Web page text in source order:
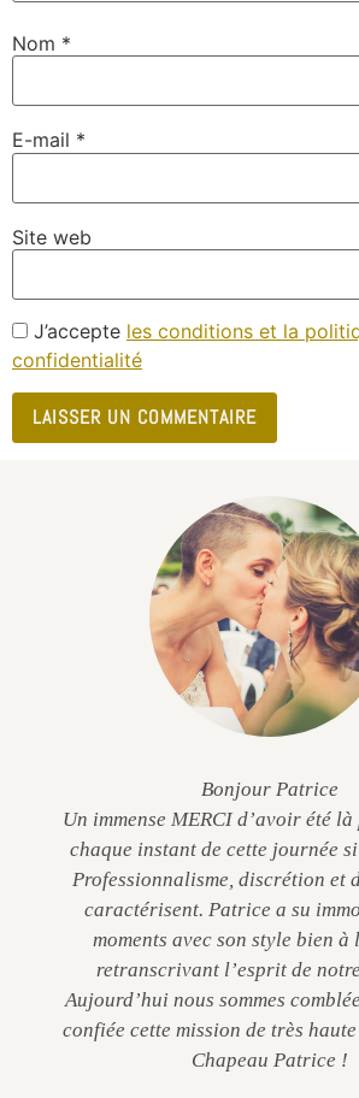
Nom *
E-mail *
Site web
J’accepte les conditions et la
confidentialité
Bonjour Patrice
Un immense MERCI d’avoir été
chaque instant de cette journée
Professionnalisme, discrétion et
caractérisent. Patrice a su
moments avec son style bien à
retranscrivant l’esprit de
Aujourd’hui nous sommes
confiée cette mission de très
Chapeau Patrice !